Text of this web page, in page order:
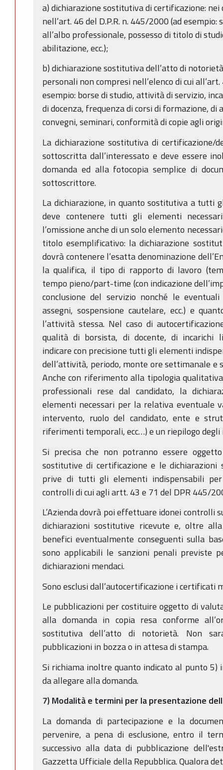
a) dichiarazione sostitutiva di certificazione:
nell’art. 46 del D.P.R. n. 445/2000 (ad
all’albo professionale, possesso di titolo di
abilitazione, ecc.);
b) dichiarazione sostitutiva dell’atto di
personali non compresi nell’elenco di cui
esempio: borse di studio, attività di servizio,
di docenza, frequenza di corsi di formazione,
convegni, seminari, conformità di copie agli
La dichiarazione sostitutiva di certificazione/
sottoscritta dall’interessato e deve essere
domanda ed alla fotocopia semplice di
sottoscrittore.
La dichiarazione, in quanto sostitutiva a
deve contenere tutti gli elementi
l’omissione anche di un solo elemento
titolo esemplificativo: la dichiarazione
dovrà contenere l’esatta denominazione
la qualifica, il tipo di rapporto di lavoro
tempo pieno/part-time (con indicazione
conclusione del servizio nonché le
assegni, sospensione cautelare, ecc.) e
l’attività stessa. Nel caso di
qualità di borsista, di docente, di incarichi
indicare con precisione tutti gli elementi
dell’attività, periodo, monte ore settimanale e
Anche con riferimento alla tipologia
professionali rese dal candidato, la
elementi necessari per la relativa eventuale
intervento, ruolo del candidato, ente e
riferimenti temporali, ecc…) e un riepilogo
Si precisa che non potranno essere
sostitutive di certificazione e le
prive di tutti gli elementi indispensabili
controlli di cui agli artt. 43 e 71 del DPR 445/
L’Azienda dovrà poi effettuare idonei controlli
dichiarazioni sostitutive ricevute e, oltre
benefici eventualmente conseguenti sulla
sono applicabili le sanzioni penali
dichiarazioni mendaci.
Sono esclusi dall’autocertificazione i certificati
Le pubblicazioni per costituire oggetto di
alla domanda in copia resa conforme
sostitutiva dell’atto di notorietà. Non
pubblicazioni in bozza o in attesa di stampa.
Si richiama inoltre quanto indicato al punto 5)
da allegare alla domanda.
7) Modalità e termini per la presentazione
La domanda di partecipazione e la
pervenire, a pena di esclusione, entro il
successivo alla data di pubblicazione
Gazzetta Ufficiale della Repubblica. Qualora